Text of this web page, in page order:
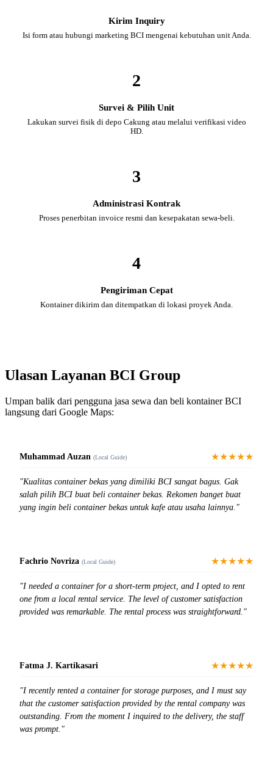
Kirim Inquiry
Isi form atau hubungi marketing BCI mengenai kebutuhan unit Anda.
2
Survei & Pilih Unit
Lakukan survei fisik di depo Cakung atau melalui verifikasi video
HD.
3
Administrasi Kontrak
Proses penerbitan invoice resmi dan kesepakatan sewa-beli.
4
Pengiriman Cepat
Kontainer dikirim dan ditempatkan di lokasi proyek Anda.
Ulasan Layanan BCI Group
Umpan balik dari pengguna jasa sewa dan beli kontainer BCI
langsung dari Google Maps:
Muhammad Auzan (Local Guide) ★★★★★
"Kualitas container bekas yang dimiliki BCI sangat bagus. Gak
salah pilih BCI buat beli container bekas. Rekomen banget buat
yang ingin beli container bekas untuk kafe atau usaha lainnya."
Fachrio Novriza (Local Guide) ★★★★★
"I needed a container for a short-term project, and I opted to rent
one from a local rental service. The level of customer satisfaction
provided was remarkable. The rental process was straightforward."
Fatma J. Kartikasari ★★★★★
"I recently rented a container for storage purposes, and I must say
that the customer satisfaction provided by the rental company was
outstanding. From the moment I inquired to the delivery, the staff
was prompt."